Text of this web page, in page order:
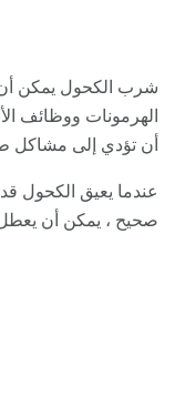
شرب الكحول يمكن
الهرمونات ووظائف
أن تؤدي إلى مشاكل
عندما يعيق الكحول
صحيح ، يمكن أن يعطل